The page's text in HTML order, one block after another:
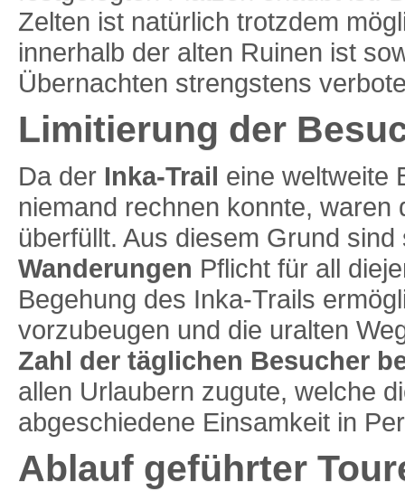
Zelten ist natürlich trotzdem
innerhalb der alten Ruinen ist
Übernachten strengstens
Limitierung der
Da der Inka-Trail eine weltweite
niemand rechnen konnte,
überfüllt. Aus diesem Grund
Wanderungen Pflicht für all
Begehung des Inka-Trails
vorzubeugen und die uralten
Zahl der täglichen Besucher
allen Urlaubern zugute, welche
abgeschiedene Einsamkeit in
Ablauf geführter